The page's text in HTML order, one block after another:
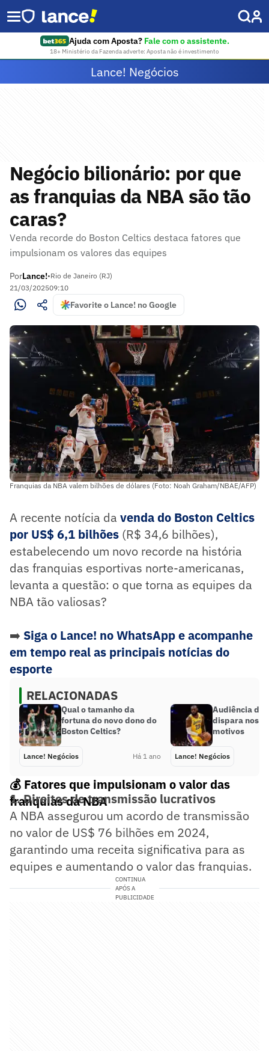
Ajuda com Aposta? Fale com o assistente.
18+ Ministério da Fazenda adverte: Aposta não é investimento
Lance! Negócios
Negócio bilionário: por que
as franquias da NBA são tão
caras?
Venda recorde do Boston Celtics destaca fatores que
impulsionam os valores das equipes
PorLance!•Rio de Janeiro (RJ)
21/03/202509:10
Favorite o Lance! no Google
Franquias da NBA valem bilhões de dólares (Foto: Noah Graham/NBAE/AFP)
A recente notícia da venda do Boston Celtics
por US$ 6,1 bilhões (R$ 34,6 bilhões),
estabelecendo um novo recorde na história
das franquias esportivas norte-americanas,
levanta a questão: o que torna as equipes da
NBA tão valiosas?
➡️ Siga o Lance! no WhatsApp e acompanhe
em tempo real as principais notícias do
esporte
RELACIONADAS
Qual o tamanho da
fortuna do novo dono do
Boston Celtics?
Lance! Negócios Há 1 ano
Audiência da
dispara nos
motivos
Lance! Negócios
💰 Fatores que impulsionam o valor das
franquias da NBA
1. Direitos de transmissão lucrativos
A NBA assegurou um acordo de transmissão
no valor de US$ 76 bilhões em 2024,
garantindo uma receita significativa para as
equipes e aumentando o valor das franquias.
CONTINUA
APÓS A
PUBLICIDADE